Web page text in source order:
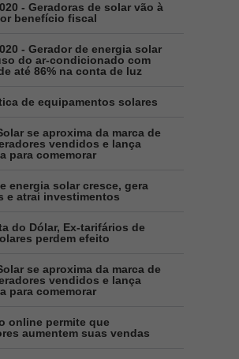
- Geradoras de solar vão à
benefício fiscal
- Gerador de energia solar
do ar-condicionado com
até 86% na conta de luz
de equipamentos solares
se aproxima da marca de
vendidos e lança
para comemorar
energia solar cresce, gera
e atrai investimentos
do Dólar, Ex-tarifários de
perdem efeito
se aproxima da marca de
vendidos e lança
para comemorar
online permite que
aumentem suas vendas